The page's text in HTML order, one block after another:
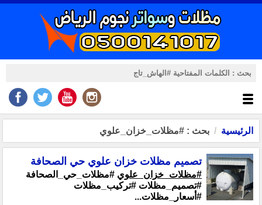
الرئيسية بحث : #مظلات_خزان_علوي
تصميم مظلات خزان علوي حي الصحافة
#مظلات_خزان_علوي #مظلات_حي_الصحافة
#تصميم_مظلات #تركيب_مظلات
#أسعار_مظلات...